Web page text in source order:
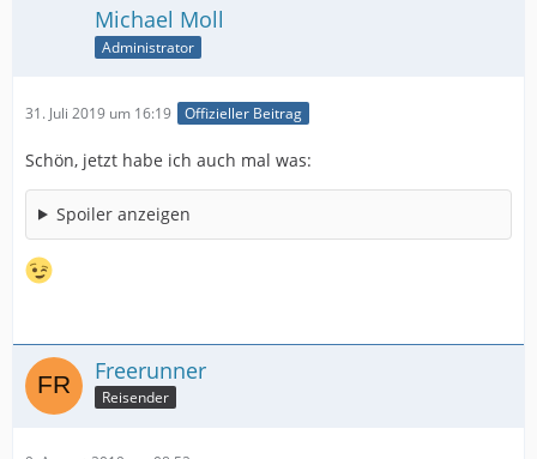
Michael Moll
Administrator
31. Juli 2019 um 16:19 Offizieller Beitrag
Schön, jetzt habe ich auch mal was:
Spoiler anzeigen
Freerunner
Reisender